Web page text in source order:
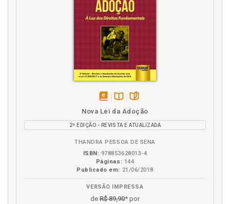
eBookB.V.
Nova Lei da Adoção
2ª EDIÇÃO - REVISTA E ATUALIZADA
THANDRA PESSOA DE SENA
ISBN: 978853628013-4
Páginas: 144
Publicado em: 21/06/2018
VERSÃO IMPRESSA
de R$ 89,90* por